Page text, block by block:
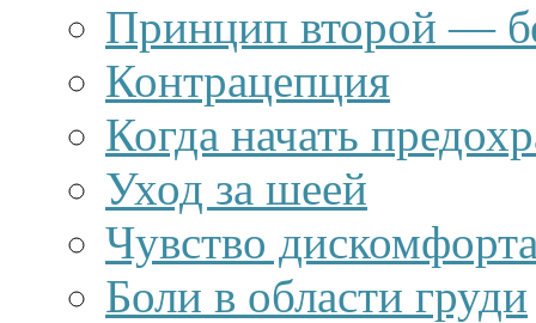
Принцип второй —
Контрацепция
Когда начать
Уход за шеей
Чувство
Боли в области груди